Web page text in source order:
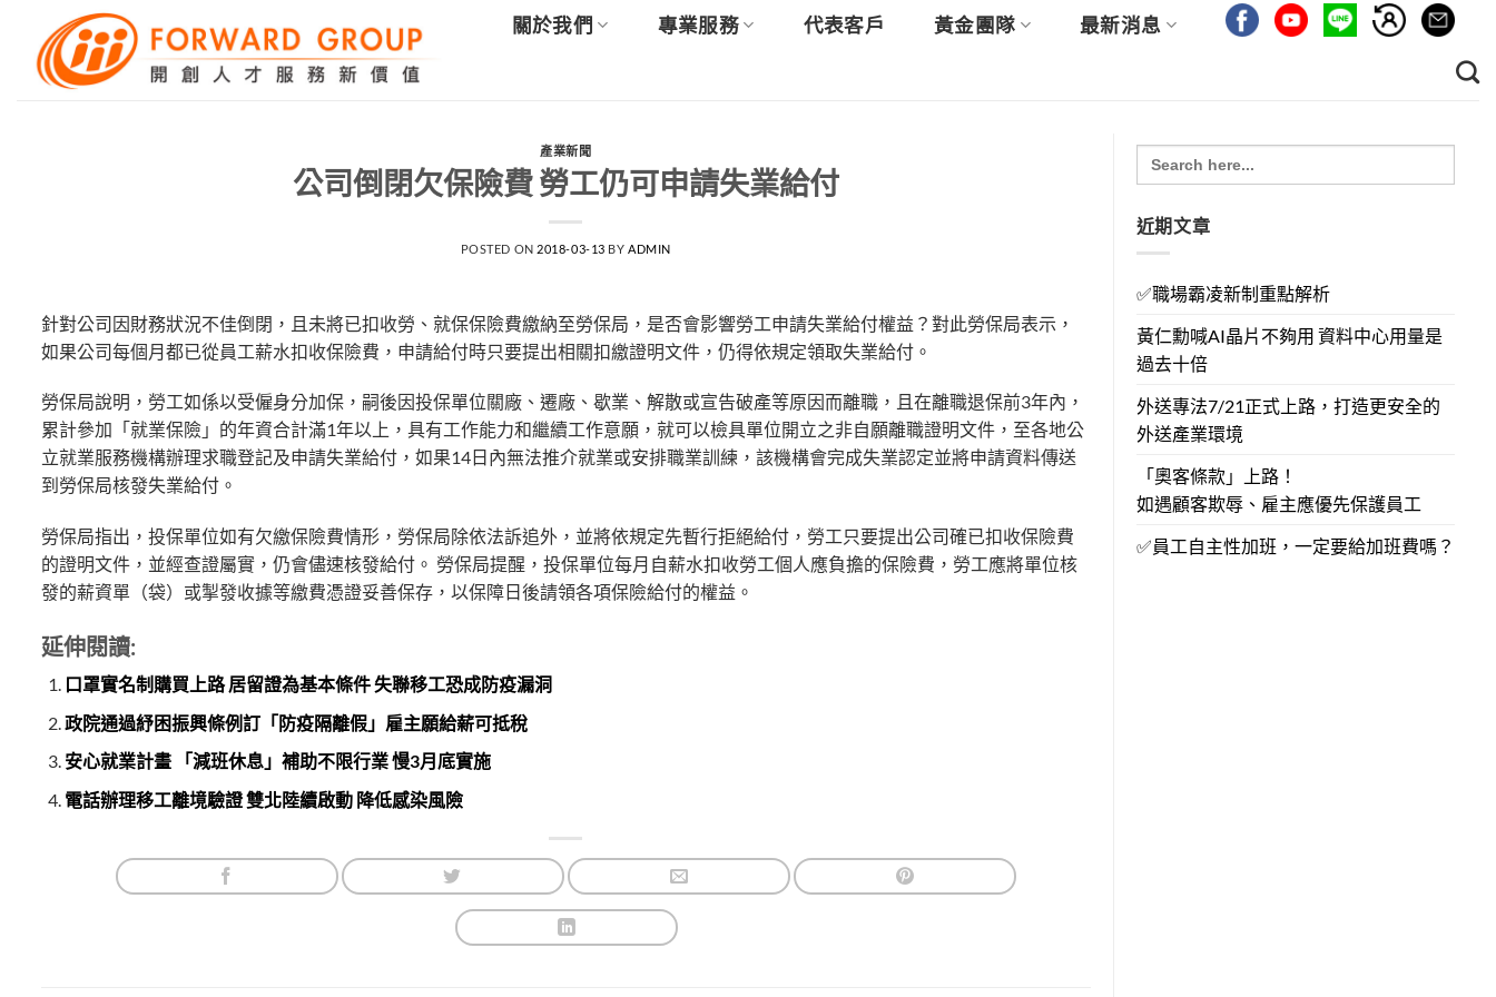
content
關於我們 專業服務 代表客戶 黃金團隊 最新消息
產業新聞
公司倒閉欠保險費 勞工仍可申請失業給付
POSTED ON 2018-03-13 BY ADMIN
針對公司因財務狀況不佳倒閉，且未將已扣收勞、就保保險費繳納至勞保局，是否會影響勞工申請失業給付權益？對此勞保局表示，
如果公司每個月都已從員工薪水扣收保險費，申請給付時只要提出相關扣繳證明文件，仍得依規定領取失業給付。
勞保局說明，勞工如係以受僱身分加保，嗣後因投保單位關廠、遷廠、歇業、解散或宣告破產等原因而離職，且在離職退保前3年內，
累計參加「就業保險」的年資合計滿1年以上，具有工作能力和繼續工作意願，就可以檢具單位開立之非自願離職證明文件，至各地公
立就業服務機構辦理求職登記及申請失業給付，如果14日內無法推介就業或安排職業訓練，該機構會完成失業認定並將申請資料傳送
到勞保局核發失業給付。
勞保局指出，投保單位如有欠繳保險費情形，勞保局除依法訴追外，並將依規定先暫行拒絕給付，勞工只要提出公司確已扣收保險費
的證明文件，並經查證屬實，仍會儘速核發給付。 勞保局提醒，投保單位每月自薪水扣收勞工個人應負擔的保險費，勞工應將單位核
發的薪資單（袋）或掣發收據等繳費憑證妥善保存，以保障日後請領各項保險給付的權益。
延伸閱讀:
口罩實名制購買上路 居留證為基本條件 失聯移工恐成防疫漏洞
政院通過紓困振興條例訂「防疫隔離假」雇主願給薪可抵稅
安心就業計畫 「減班休息」補助不限行業 慢3月底實施
電話辦理移工離境驗證 雙北陸續啟動 降低感染風險
Search
for:
近期文章
✅職場霸凌新制重點解析
黃仁勳喊AI晶片不夠用 資料中心用量是
過去十倍
外送專法7/21正式上路，打造更安全的
外送產業環境
「奧客條款」上路！
如遇顧客欺辱、雇主應優先保護員工
✅員工自主性加班，一定要給加班費嗎？